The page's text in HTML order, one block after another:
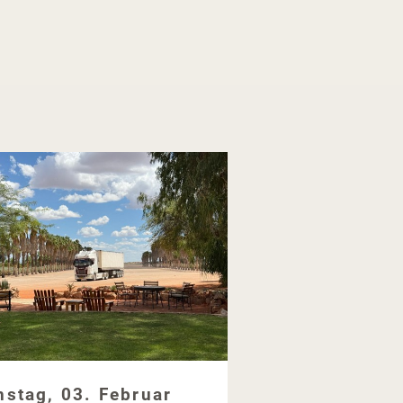
03. Februar